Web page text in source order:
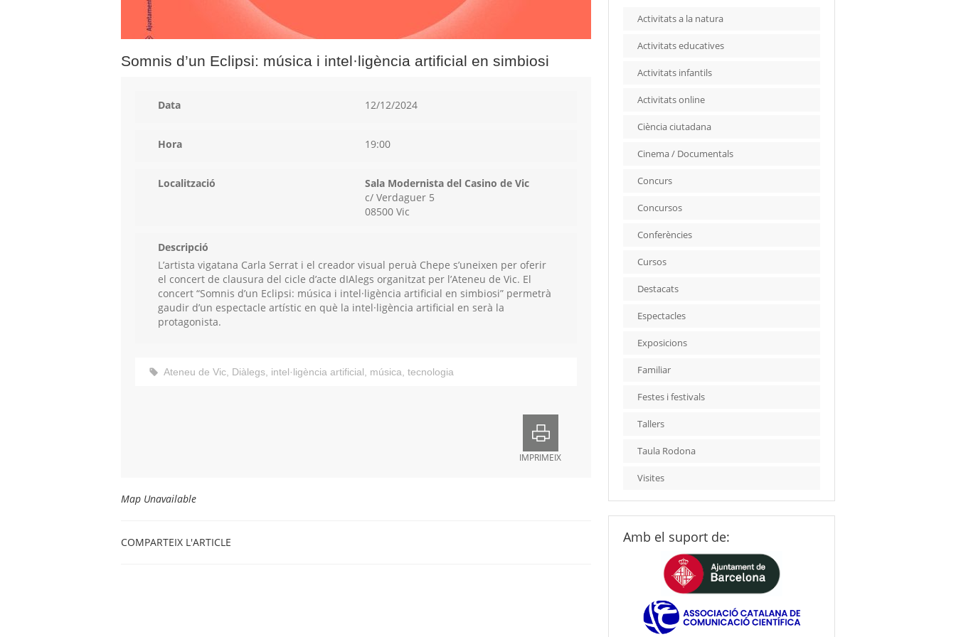
Somnis d’un Eclipsi: música i intel·ligència artificial en simbiosi
Data 12/12/2024
Hora 19:00
Localització
Sala Modernista del Casino de Vic
c/ Verdaguer 5
08500 Vic
Descripció
L’artista vigatana Carla Serrat i el creador visual peruà Chepe s’uneixen per oferir
el concert de clausura del cicle d’acte dIAlegs organitzat per l’Ateneu de Vic. El
concert “Somnis d’un Eclipsi: música i intel·ligència artificial en simbiosi” permetrà
gaudir d’un espectacle artístic en què la intel·ligència artificial en serà la
protagonista.
Ateneu de Vic, Diàlegs, intel·ligència artificial, música, tecnologia
IMPRIMEIX
Map Unavailable
COMPARTEIX L'ARTICLE
Activitats a la natura
Activitats educatives
Activitats infantils
Activitats online
Ciència ciutadana
Cinema / Documentals
Concurs
Concursos
Conferències
Cursos
Destacats
Espectacles
Exposicions
Familiar
Festes i festivals
Tallers
Taula Rodona
Visites
Amb el suport de: